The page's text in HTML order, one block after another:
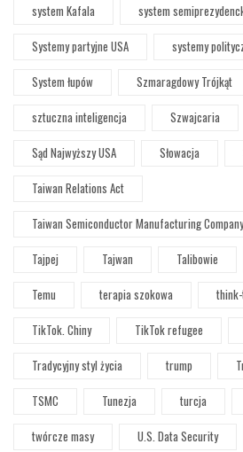
system Kafala
system
Systemy partyjne USA
systemy
System łupów
Szmaragdowy Trójkąt
sztuczna inteligencja
Szwajcaria
Sąd Najwyższy USA
Słowacja
Taiwan Relations Act
Taiwan Semiconductor Manufacturing Company
Tajpej
Tajwan Talibowie
Temu
terapia szokowa
TikTok. Chiny
TikTok refugee
Tradycyjny styl życia
trump
TSMC
Tunezja turcja
twórcze masy
U.S. Data Security